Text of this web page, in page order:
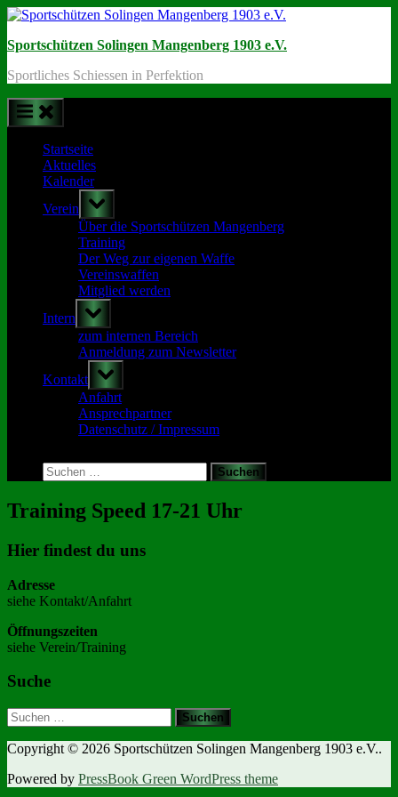
Skip
content
Sportschützen Solingen Mangenberg 1903 e.V.
Sportliches Schiessen in Perfektion
Startseite
Aktuelles
Kalender
Verein
Toggle
sub-
menu
Über die Sportschützen Mangenberg
Training
Der Weg zur eigenen Waffe
Vereinswaffen
Mitglied werden
Intern
Toggle
sub-
menu
zum internen Bereich
Anmeldung zum Newsletter
Kontakt
Toggle
sub-
menu
Anfahrt
Ansprechpartner
Datenschutz / Impressum
search
form
Suchen
nach:
Training Speed 17-21 Uhr
Hier findest du uns
Adresse
siehe Kontakt/Anfahrt
Öffnungszeiten
siehe Verein/Training
Suche
Suchen
nach:
Copyright © 2026 Sportschützen Solingen Mangenberg 1903 e.V..
Powered by PressBook Green WordPress theme